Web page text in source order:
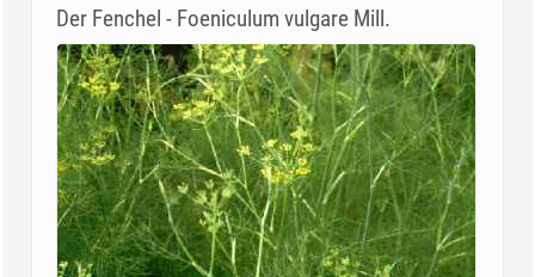
Der Fenchel - Foeniculum vulgare Mill.